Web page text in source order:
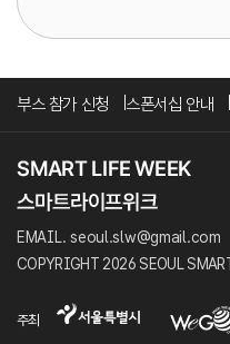
부스 참가 신청 스폰서십 안내
EMAIL. seoul.slw@gmail.com
COPYRIGHT 2026 SEOUL
주최